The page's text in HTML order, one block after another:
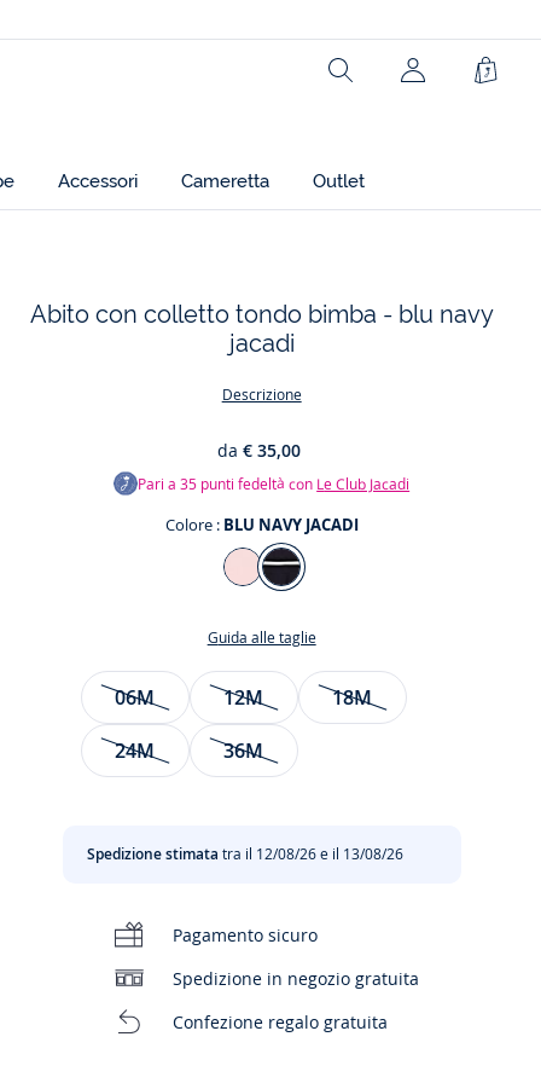
Rechercher
Accessori Cameretta Outlet
Abito con colletto tondo bimba - blu navy
jacadi
Descrizione
da € 35,00
Pari a35 punti fedeltà con Le Club Jacadi
Colore : BLU NAVY JACADI
Colore
ROSABLU
JACADI
Guida alle taglie
Taglia
06M 12M
18M
24M
36M
Spedizione stimata tra il 12/08/26 e il 13/08/26
Pagamento sicuro
Spedizione in negozio gratuita
Confezione regalo gratuita